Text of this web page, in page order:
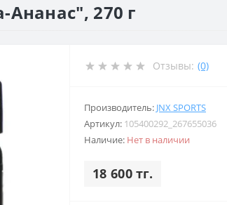
Ананас", 270 г
Отзывы: (0)
Производитель: JNX SPORTS
Артикул: 105400292_267655036
Наличие: Нет в наличии
18 600 тг.